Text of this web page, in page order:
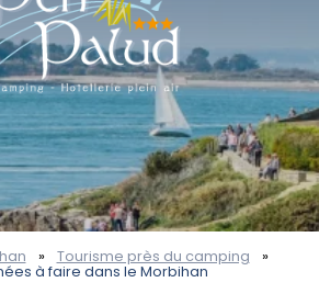
» Tourisme près du camping
»
à faire dans le Morbihan